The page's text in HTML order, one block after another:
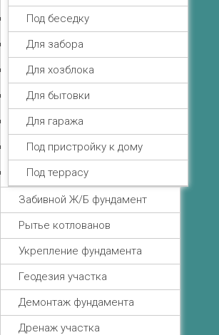
Под беседку
Для забора
Для хозблока
Для бытовки
Для гаража
Под пристройку к дому
Под террасу
Забивной Ж/Б фундамент
Рытье котлованов
Укрепление фундамента
Геодезия участка
Демонтаж фундамента
Дренаж участка